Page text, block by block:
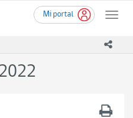
Mi portal
Toggle